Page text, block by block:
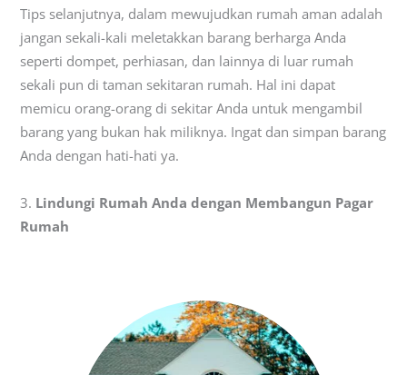
Tips selanjutnya, dalam mewujudkan rumah aman adalah
jangan sekali-kali meletakkan barang berharga Anda
seperti dompet, perhiasan, dan lainnya di luar rumah
sekali pun di taman sekitaran rumah. Hal ini dapat
memicu orang-orang di sekitar Anda untuk mengambil
barang yang bukan hak miliknya. Ingat dan simpan barang
Anda dengan hati-hati ya.
3. Lindungi Rumah Anda dengan Membangun Pagar
Rumah